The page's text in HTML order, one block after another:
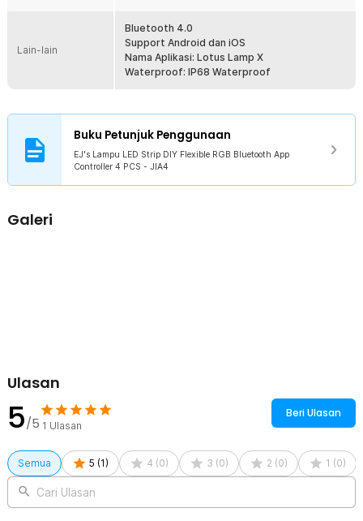
pemasangannya mudah tanpa memerlukan peralatan tambahan.
pencahayaan yang diinginkan.
Kelengkapan Produk
2 x EJ's Lampu LED Strip DIY Flexible RGB Bluetooth App
Controller 120 cm
1 x Kabel Power
Lain-lain
Bluetooth 4.0
Support Android dan iOS
Nama Aplikasi: Lotus Lamp X
Waterproof: IP68 Waterproof
Buku Petunjuk Penggunaan
EJ's Lampu LED Strip DIY Flexible RGB Bluetooth App
Controller 4 PCS - JIA4
Galeri
Ulasan
5/5 1 Ulasan
Beri Ulasan
Semua 5 (1 ) 4 (0) 3 (0) 2 (0) 1 (0)
Cari Ulasan